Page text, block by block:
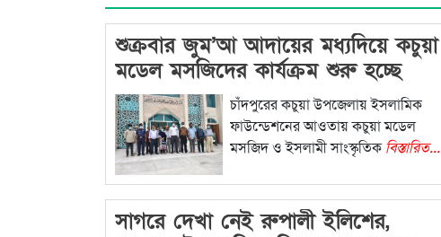
শুক্রবার জুম’আ আদায়ের মধ্যদিয়ে কচুয়া
মডেল মসজিদের কার্যক্রম শুরু হচ্ছে
চাঁদপুরের কচুয়া উপজেলায় ইসলামিক
ফাউন্ডেশনের আওতায় কচুয়া মডেল
মসজিদ ও ইসলামী সাংস্কৃতিক বিস্তারিত...
সাগরে দেখা নেই রুপালী ইলিশের,